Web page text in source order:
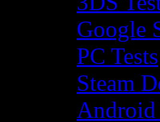
Google
PC Tests
Steam
Android